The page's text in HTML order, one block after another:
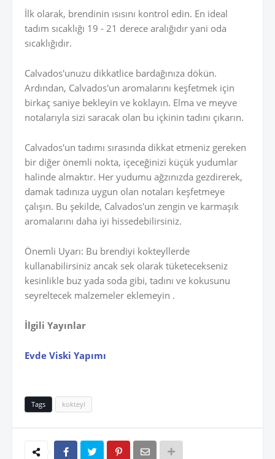
İlk olarak, brendinin ısısını kontrol edin. En ideal
tadım sıcaklığı 19 - 21 derece aralığıdır yani oda
sıcaklığıdır.
Calvados'unuzu dikkatlice bardağınıza dökün.
Ardından, Calvados'un aromalarını keşfetmek için
birkaç saniye bekleyin ve koklayın. Elma ve meyve
notalarıyla sizi saracak olan bu içkinin tadını çıkarın.
Calvados'un tadımı sırasında dikkat etmeniz gereken
bir diğer önemli nokta, içeceğinizi küçük yudumlar
halinde almaktır. Her yudumu ağzınızda gezdirerek,
damak tadınıza uygun olan notaları keşfetmeye
çalışın. Bu şekilde, Calvados'un zengin ve karmaşık
aromalarını daha iyi hissedebilirsiniz.
Önemli Uyarı: Bu brendiyi kokteyllerde
kullanabilirsiniz ancak sek olarak tüketecekseniz
kesinlikle buz yada soda gibi, tadını ve kokusunu
seyreltecek malzemeler eklemeyin .
İlgili Yayınlar
Evde Viski Yapımı
Tags kokteyl